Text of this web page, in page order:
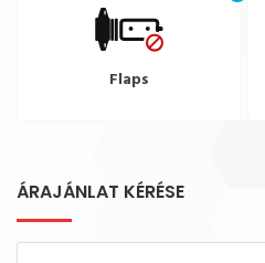
Flaps
ÁRAJÁNLAT KÉRÉSE